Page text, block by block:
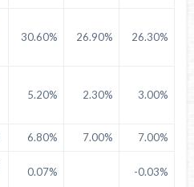
30.60% 26.90% 26.30%
5.20% 2.30% 3.00%
6.80% 7.00% 7.00%
0.07% -0.03%